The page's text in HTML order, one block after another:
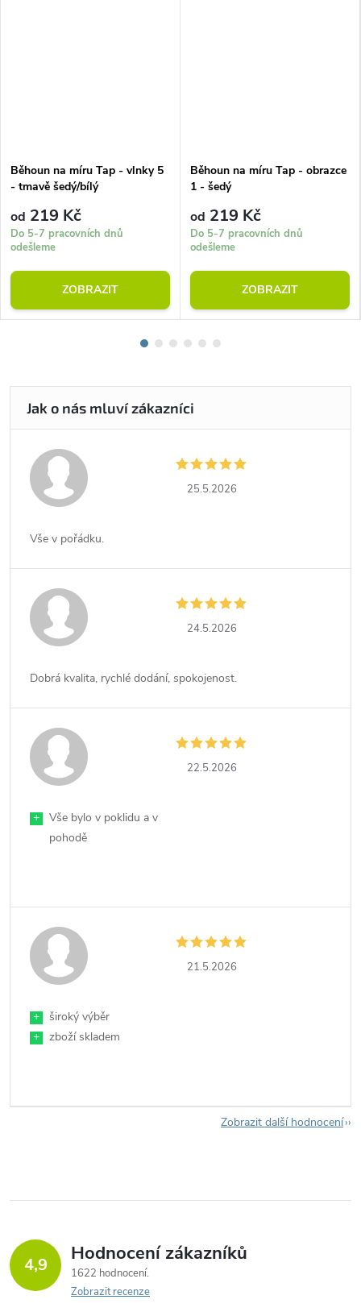
Běhoun na míru Tap - vlnky 5
- tmavě šedý/bílý
od 219 Kč
Do 5-7 pracovních dnů
odešleme
ZOBRAZIT
Běhoun na míru Tap - obrazce
1 - šedý
od 219 Kč
Do 5-7 pracovních dnů
odešleme
ZOBRAZIT
25.5.2026
Vše v pořádku.
24.5.2026
Dobrá kvalita, rychlé dodání, spokojenost.
22.5.2026
+
Vše bylo v poklidu a v
pohodě
21.5.2026
+
široký výběr
+
zboží skladem
Zobrazit další hodnocení
4,9 Hodnocení zákazníků
1622 hodnocení
Zobrazit recenze